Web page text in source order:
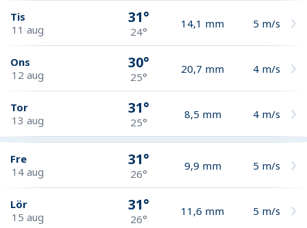
Tis
11 aug
31°
24°
14,1 mm 5 m/s
Ons
12 aug
30°
25°
20,7 mm 4 m/s
Tor
13 aug
31°
25°
8,5 mm 4 m/s
Fre
14 aug
31°
26°
9,9 mm 5 m/s
Lör
15 aug
31°
26°
11,6 mm 5 m/s